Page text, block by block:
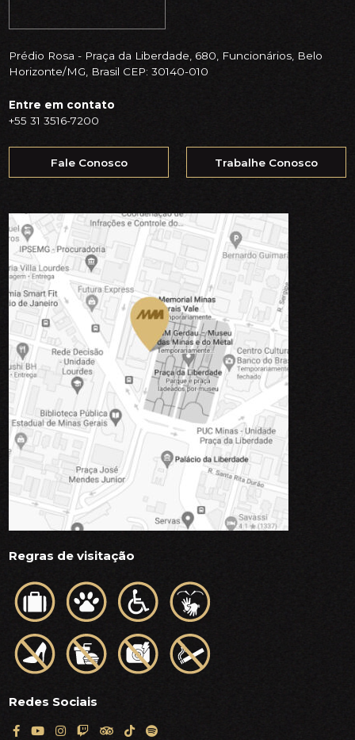
Prédio Rosa - Praça da Liberdade, 680, Funcionários, Belo
Horizonte/MG, Brasil CEP: 30140-010
Entre em contato
+55 31 3516-7200
Fale Conosco Trabalhe Conosco
Regras de visitação
Redes Sociais